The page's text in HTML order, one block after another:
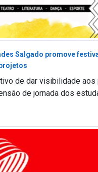
Salgado promove
de dar visibilidade
de jornada dos